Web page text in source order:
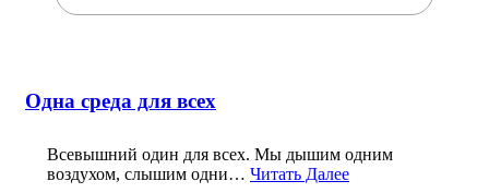
Одна среда для всех
Всевышний один для всех. Мы дышим одним
воздухом, слышим одни… Читать Далее